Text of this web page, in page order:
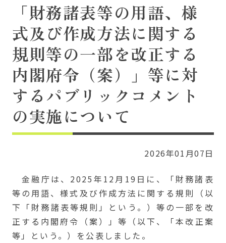
「財務諸表等の用語、様
式及び作成方法に関する
規則等の一部を改正する
内閣府令（案）」等に対
するパブリックコメント
の実施について
2026年01月07日
金融庁は、2025年12月19日に、「財務諸表
等の用語、様式及び作成方法に関する規則（以
下「財務諸表等規則」という。）等の一部を改
正する内閣府令（案）」等（以下、「本改正案
等」という。）を公表しました。